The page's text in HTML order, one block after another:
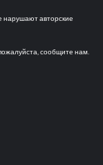
авторские
сообщите нам.